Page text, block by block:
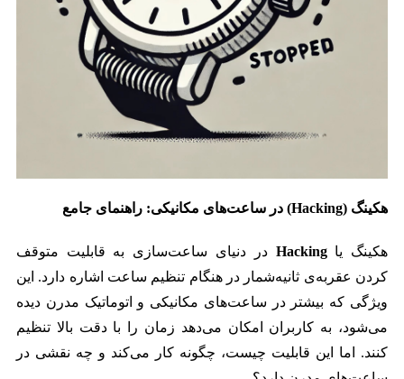
هکینگ (Hacking) در ساعت‌های مکانیکی: راهنمای جامع
هکینگ یاHacking در دنیای ساعت‌سازی به قابلیت متوقف
کردن عقربه‌ی ثانیه‌شمار در هنگام تنظیم ساعت اشاره دارد. این
ویژگی که بیشتر در ساعت‌های مکانیکی و اتوماتیک مدرن دیده
می‌شود، به کاربران امکان می‌دهد زمان را با دقت بالا تنظیم
کنند. اما این قابلیت چیست، چگونه کار می‌کند و چه نقشی در